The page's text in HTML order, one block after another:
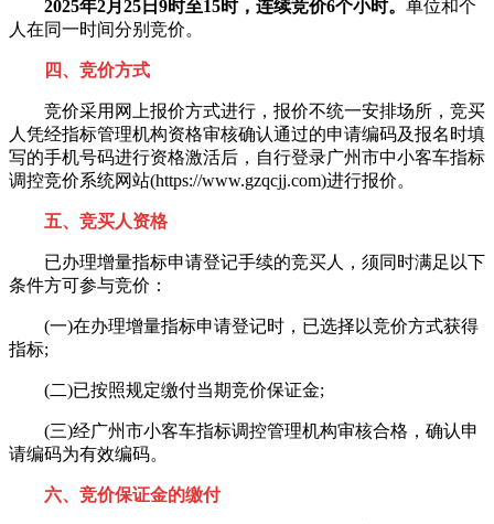
2025年2月25日9时至15时，连续竞价6个小时。 单位和个
人在同一时间分别竞价。
四、竞价方式
竞价采用网上报价方式进行，报价不统一安排场所，竞买
人凭经指标管理机构资格审核确认通过的申请编码及报名时填
写的手机号码进行资格激活后，自行登录广州市中小客车指标
调控竞价系统网站(https://www.gzqcjj.com)进行报价。
五、竞买人资格
已办理增量指标申请登记手续的竞买人，须同时满足以下
条件方可参与竞价：
(一)在办理增量指标申请登记时，已选择以竞价方式获得
指标;
(二)已按照规定缴付当期竞价保证金;
(三)经广州市小客车指标调控管理机构审核合格，确认申
请编码为有效编码。
六、竞价保证金的缴付